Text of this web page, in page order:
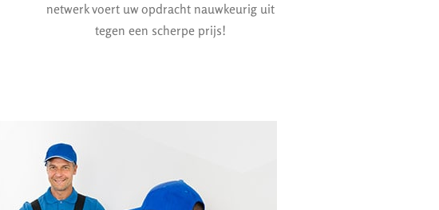
netwerk voert uw opdracht nauwkeurig uit
tegen een scherpe prijs!